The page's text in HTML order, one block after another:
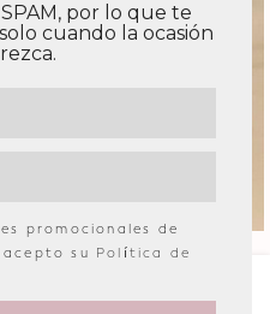
por lo que te
cuando la ocasión
promocionales de
su Política de
»Blusa plumeti cuello